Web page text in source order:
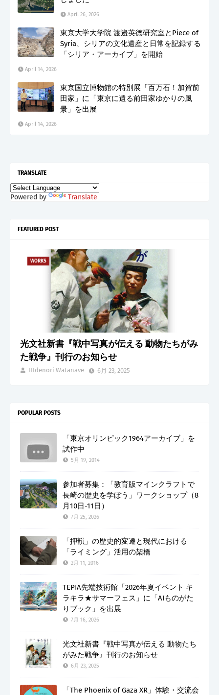
April 26, 2026
東京大学大学院 渡邉英徳研究室とPiece of
Syria、シリアの文化遺産と日常を記録する
「シリア・アーカイブ」を開始
April 14, 2026
東京国立博物館の特別展「百万石！加賀前
田家」に「東京に遺る前田家ゆかりの風
景」を出展
April 14, 2026
TRANSLATE
Powered by Translate
FEATURED POST
WORKS
光文社新書『戦中写真が伝える 動物たちがみ
た戦争』刊行のお知らせ
HIdenori Watanave 6月 23, 2025
POPULAR POSTS
「東京オリンピック1964アーカイブ」を
試作中
5月 19, 2014
参加者募集：「教育版マインクラフトで
長崎の歴史を学ぼう」ワークショップ（8
月10日-11日）
7月 25, 2026
「押韻」の歴史的変遷と現代における
「ライミング」活用の架橋
2月 11, 2016
TEPIA先端技術館「2026年夏イベント キ
ラキラ★サマーフェス」に「AIものがた
りブック」を出展
7月 16, 2026
光文社新書『戦中写真が伝える 動物たち
がみた戦争』刊行のお知らせ
6月 23, 2025
「The Phoenix of Gaza XR」体験・交流会